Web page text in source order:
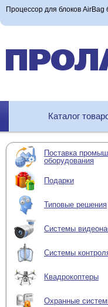
Процессор для блоков
Каталог
Поставка
оборудования
Подарки
Типовые решения
Системы
Системы
Квадрокоптеры
Охранные